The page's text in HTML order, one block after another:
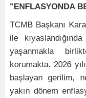
"ENFLASYONDA
TCMB Başkanı
ile
yaşanmakla
korumakta. 2026
başlayan gerilim,
yakın dönem